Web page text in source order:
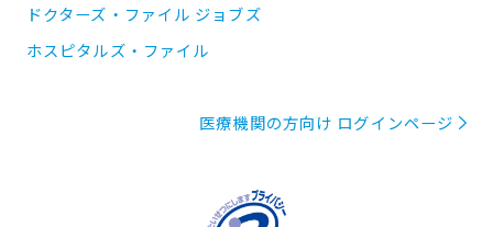
ドクターズ・ファイル ジョブズ
ホスピタルズ・ファイル
医療機関の方向け ログインページ